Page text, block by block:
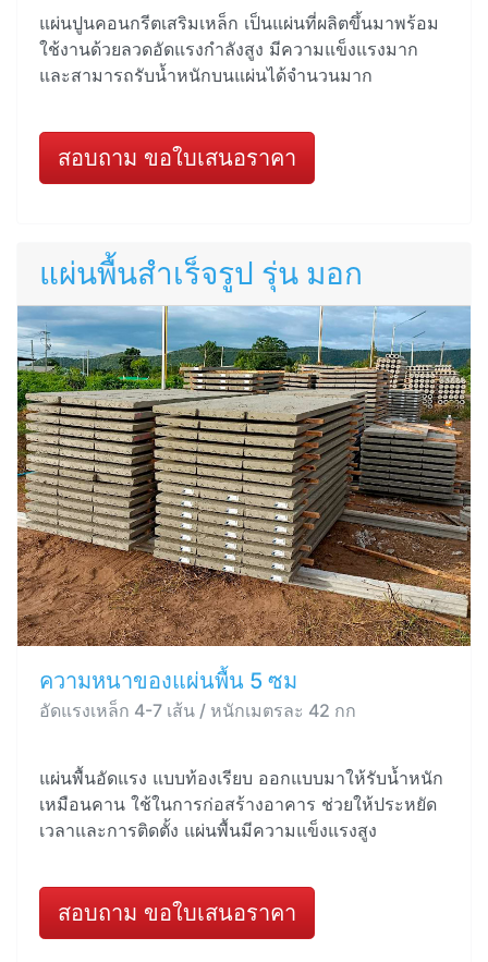
แผ่นปูนคอนกรีตเสริมเหล็ก เป็นแผ่นที่ผลิตขึ้นมาพร้อม
ใช้งานด้วยลวดอัดแรงกำลังสูง มีความแข็งแรงมาก
และสามารถรับน้ำหนักบนแผ่นได้จำนวนมาก
สอบถาม ขอใบเสนอราคา
แผ่นพื้นสำเร็จรูป รุ่น มอก
ความหนาของแผ่นพื้น 5 ซม
อัดแรงเหล็ก 4-7 เส้น / หนักเมตรละ 42 กก
แผ่นพื้นอัดแรง แบบท้องเรียบ ออกแบบมาให้รับน้ำหนัก
เหมือนคาน ใช้ในการก่อสร้างอาคาร ช่วยให้ประหยัด
เวลาและการติดตั้ง แผ่นพื้นมีความแข็งแรงสูง
สอบถาม ขอใบเสนอราคา